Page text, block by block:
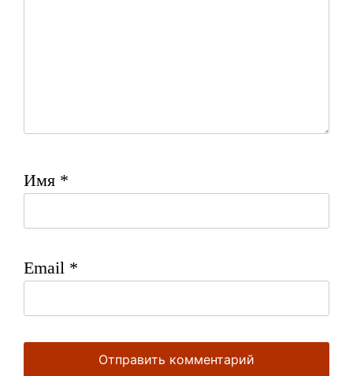
Имя *
Email *